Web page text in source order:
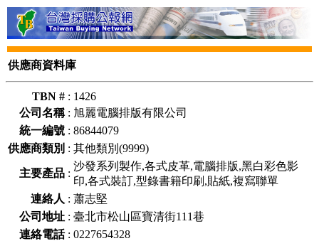
供應商資料庫
TBN # : 1426
公司名稱: 旭麗電腦排版有限公司
統一編號 : 86844079
供應商類別 : 其他類別(9999)
主要產品 :
沙發系列製作,各式皮革,電腦排版,黑白彩色影
印,各式裝訂,型錄書籍印刷,貼紙,複寫聯單
連絡人 : 蕭志堅
公司地址 : 臺北市松山區寶清街111巷
連絡電話: 0227654328